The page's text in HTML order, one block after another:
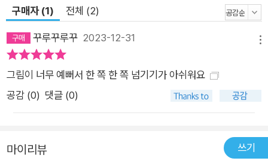
환상적인 그림과 다쿠마 신도의 신비로운 선율이 어우러지며 우
리 모두가 꿈꾸는 마법 같은 세계로 초대합니다.(소개 동영상 참
조) ‘가난한 자의 빛’ 또는 ‘목자의 빛’이라고 불리는 반딧불은 모
두에게 기쁨과 행복을 가져다줍니다. 반딧불이가 빛을 내는 이유
는 포식자로부터 자신을 보호하고, 짝을 찾기 위해서입니다. 날개
가 퇴화된 암컷이 빛을 내면, 수컷은 더 밝은 빛을 내며 날아 깜박
임으로 같은 종의 짝을 갑니다. 반딧불이는 옛날에는 흔하게 볼
오염, 제초제의 사용 등으로 개체수가 많이 줄어 좀처럼 보기 힘
구매자 (1) 전체 (2)
꾸루꾸루꾸 2023-12-31
그림이 너무 예뻐서 한 쪽 한 쪽 넘기기가 아쉬워요
공감 (0) 댓글 (0)
마이리뷰 쓰기